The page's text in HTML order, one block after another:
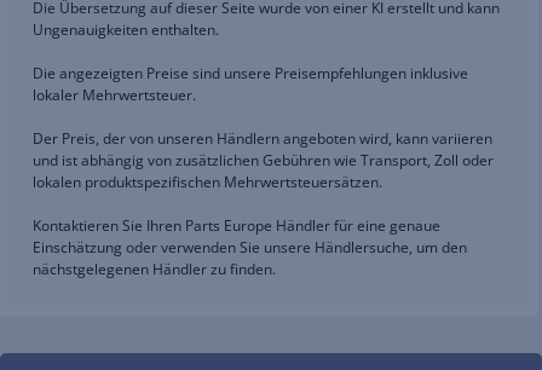
Die Übersetzung auf dieser Seite wurde von einer KI erstellt und kann
Ungenauigkeiten enthalten.
Die angezeigten Preise sind unsere Preisempfehlungen inklusive
lokaler Mehrwertsteuer.
Der Preis, der von unseren Händlern angeboten wird, kann variieren
und ist abhängig von zusätzlichen Gebühren wie Transport, Zoll oder
lokalen produktspezifischen Mehrwertsteuersätzen.
Kontaktieren Sie Ihren Parts Europe Händler für eine genaue
Einschätzung oder verwenden Sie unsere Händlersuche, um den
nächstgelegenen Händler zu finden.